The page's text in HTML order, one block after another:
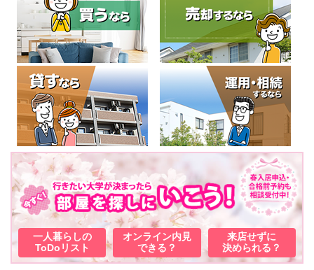
一人暮らしの
ToDoリスト
オンライン内見
できる？
来店せずに
決められる？